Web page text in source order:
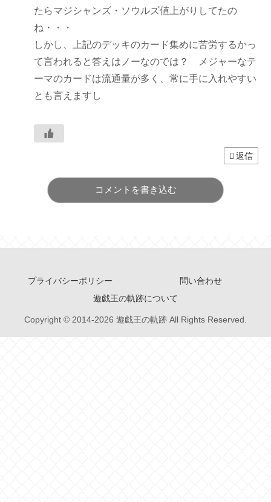
たらマジシャンズ・ソウルズ値上がりしてたの
ね・・・
しかし、上記のデッキのカード集めに苦労するかっ
て言われると答えはノーなのでは？ メジャーなテ
ーマのカードは流通量が多く、常に手に入れやすい
とも言えますし
返信
コメントを書き込む
プライバシーポリシー
問い合わせ
遊戯王の軌跡について
Copyright © 2014-2026 遊戯王の軌跡 All Rights Reserved.